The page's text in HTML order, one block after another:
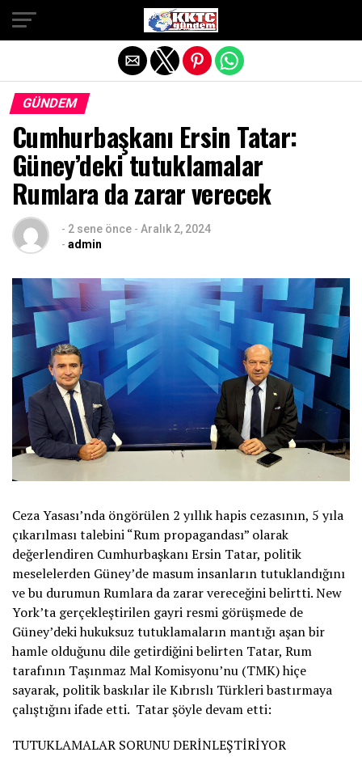
GÜNDEM
Cumhurbaşkanı Ersin Tatar:
Güney’deki tutuklamalar
Rumlara da zarar verecek
- 2 sene önce - Aralık 2, 2024
- admin
Ceza Yasası’nda öngörülen 2 yıllık hapis cezasının, 5 yıla
çıkarılması talebini “Rum propagandası” olarak
değerlendiren Cumhurbaşkanı Ersin Tatar, politik
meselelerden Güney’de masum insanların tutuklandığını
ve bu durumun Rumlara da zarar vereceğini belirtti. New
York’ta gerçekleştirilen gayri resmi görüşmede de
Güney’deki hukuksuz tutuklamaların mantığı aşan bir
hamle olduğunu dile getirdiğini belirten Tatar, Rum
tarafının Taşınmaz Mal Komisyonu’nu (TMK) hiçe
sayarak, politik baskılar ile Kıbrıslı Türkleri bastırmaya
çalıştığını ifade etti. Tatar şöyle devam etti:
TUTUKLAMALAR SORUNU DERİNLEŞTİRİYOR
Exit mobile version